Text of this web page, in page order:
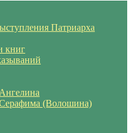
Патриарха
книг
(Волошина)